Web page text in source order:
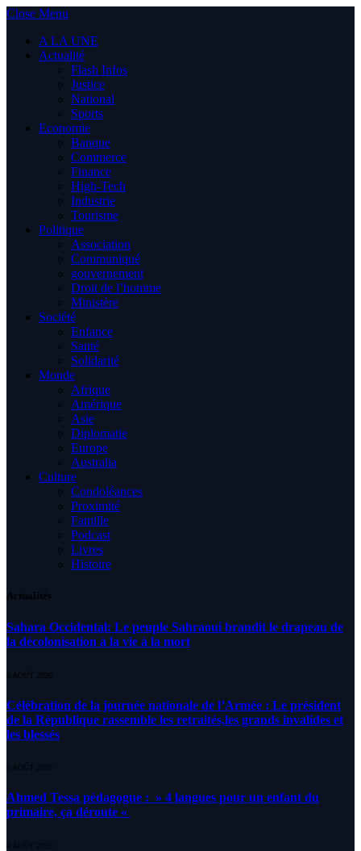
Close Menu
A LA UNE
Actualité
Flash Infos
Justice
National
Sports
Economie
Banque
Commerce
Finance
High-Tech
Industrie
Tourisme
Politique
Association
Communiqué
gouvernement
Droit de l’homme
Ministère
Société
Enfance
Santé
Solidarité
Monde
Afrique
Amérique
Asie
Diplomatie
Europe
Australia
Culture
Condoléances
Proximité
Famille
Podcast
Livres
Histoire
Actualités
Sahara Occidental: Le peuple Sahraoui brandit le drapeau de
la décolonisation à la vie à la mort
8 AOÛT 2026
Célébration de la journée nationale de l’Armée : Le président
de la République rassemble les retraités,les grands invalides et
les blessés
5 AOÛT 2026
Ahmed Tessa pédagogue : » 4 langues pour un enfant du
primaire, ça déroute «
4 AOÛT 2026